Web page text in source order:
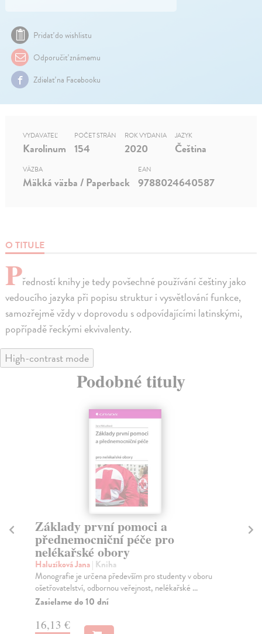
Pridať do wishlistu
Odporučiť známemu
Zdielať na Facebooku
O TITULE
Předností knihy je tedy povšechné používání češtiny jako
vedoucího jazyka při popisu struktur i vysvětlování funkce,
samozřejmě vždy v doprovodu s odpovídajícími latinskými,
popřípadě řeckými ekvivalenty.
VYDAVATEĽ
Karolinum
POČET STRÁN
154
ROK VYDANIA
2020
JAZYK
Čeština
VÄZBA
Mäkká väzba / Paperback
EAN
9788024640587
High-contrast mode
Podobné tituly
Základy první pomoci a
přednemocniční péče pro
nelékařské obory
Haluzíková Jana| Kniha
Monografie je určena především pro studenty v oboru
ošetřovatelství, odbornou veřejnost, nelékařské ...
Zasielame do 10 dní
16,13 €